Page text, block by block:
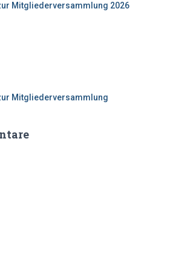
Mitgliederversammlung 2026
Mitgliederversammlung